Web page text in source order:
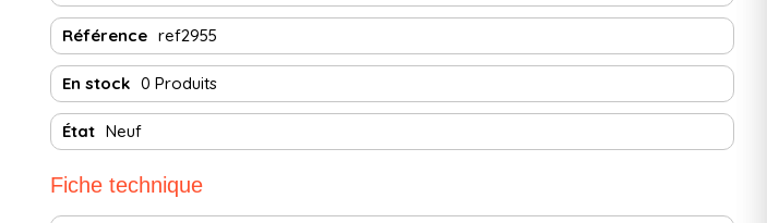
Référence ref2955
En stock 0 Produits
État Neuf
Fiche technique